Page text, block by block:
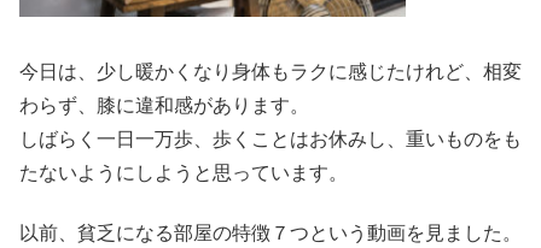
今日は、少し暖かくなり身体もラクに感じたけれど、相変
わらず、膝に違和感があります。
しばらく一日一万歩、歩くことはお休みし、重いものをも
たないようにしようと思っています。
以前、貧乏になる部屋の特徴７つという動画を見ました。